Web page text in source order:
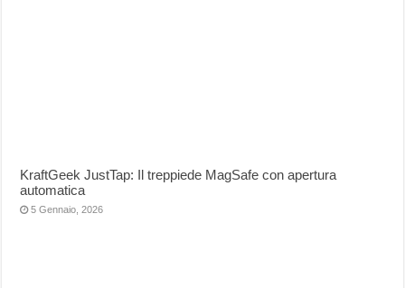
KraftGeek JustTap: Il treppiede MagSafe con apertura
automatica
5 Gennaio, 2026